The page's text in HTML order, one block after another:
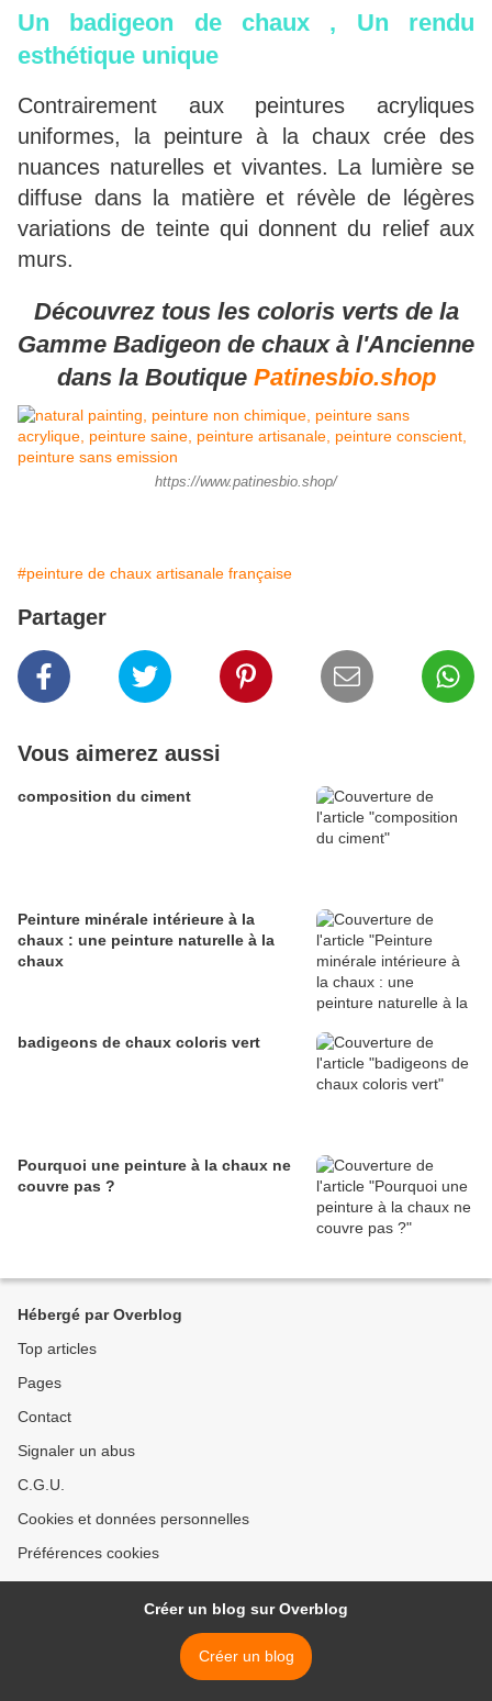
Un badigeon de chaux , Un rendu
esthétique unique
Contrairement aux peintures acryliques
uniformes, la peinture à la chaux crée des
nuances naturelles et vivantes. La lumière se
diffuse dans la matière et révèle de légères
variations de teinte qui donnent du relief aux
murs.
Découvrez tous les coloris verts de la
Gamme Badigeon de chaux à l'Ancienne
dans la Boutique Patinesbio.shop
https://www.patinesbio.shop/
#peinture de chaux artisanale française
Partager
Vous aimerez aussi
composition du ciment
Peinture minérale intérieure à la
chaux : une peinture naturelle à la
chaux
badigeons de chaux coloris vert
Pourquoi une peinture à la chaux ne
couvre pas ?
Hébergé par Overblog
Top articles
Pages
Contact
Signaler un abus
C.G.U.
Cookies et données personnelles
Préférences cookies
Créer un blog sur Overblog
Créer un blog